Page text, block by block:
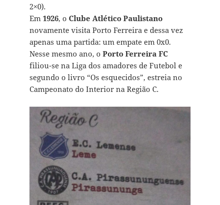
2×0).
Em 1926, o Clube Atlético Paulistano
novamente visita Porto Ferreira e dessa vez
apenas uma partida: um empate em 0x0.
Nesse mesmo ano, o Porto Ferreira FC
filiou-se na Liga dos amadores de Futebol e
segundo o livro “Os esquecidos”, estreia no
Campeonato do Interior na Região C.